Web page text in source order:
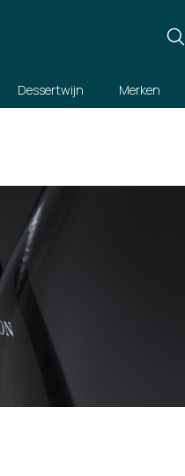
Dessertwijn Merken